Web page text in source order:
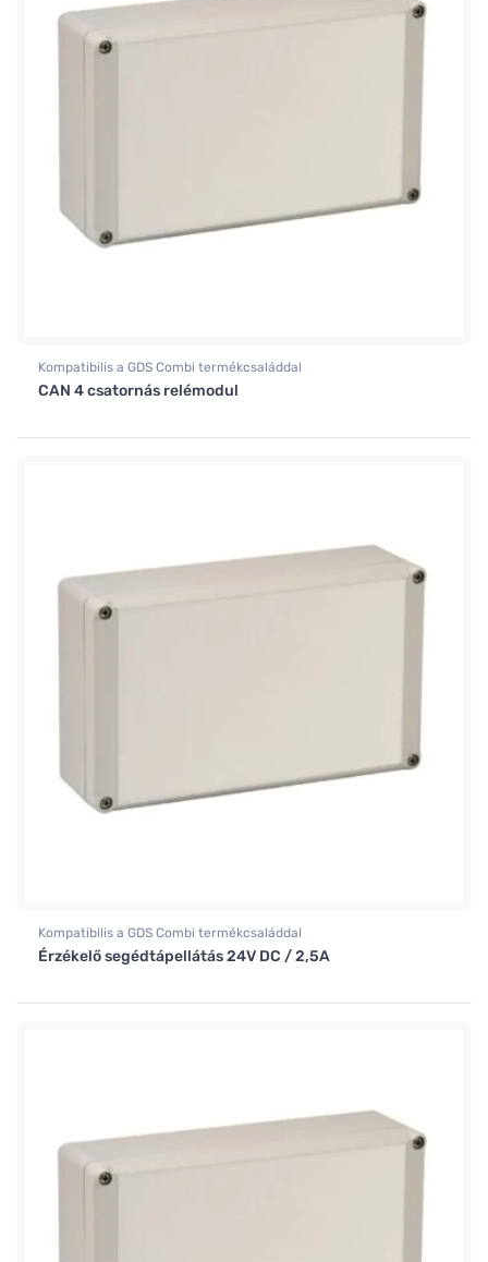
Kompatibilis a GDS Combi termékcsaláddal
CAN 4 csatornás relémodul
Kompatibilis a GDS Combi termékcsaláddal
Érzékelő segédtápellátás 24V DC / 2,5A